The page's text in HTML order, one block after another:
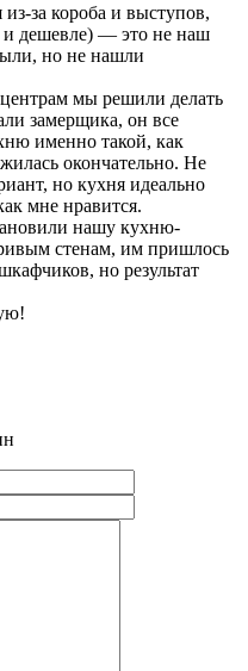
за короба и выступов,
и дешевле) — это не наш
но не нашли
мы решили делать
замерщика, он все
именно такой, как
окончательно. Не
но кухня идеально
мне нравится.
нашу кухню-
стенам, им пришлось
но результат